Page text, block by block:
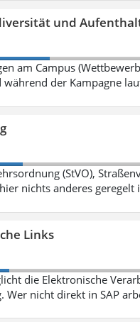
und
am Campus
der Kampagne
(StVO),
nichts anderes geregelt
Links
die Elektronische
Wer nicht direkt in SAP